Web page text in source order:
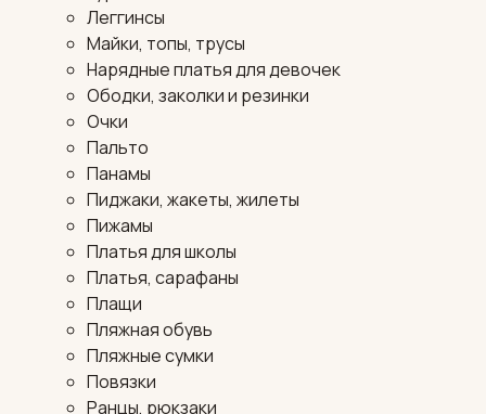
Леггинсы
Майки, топы, трусы
Нарядные платья для девочек
Ободки, заколки и резинки
Очки
Пальто
Панамы
Пиджаки, жакеты, жилеты
Пижамы
Платья для школы
Платья, сарафаны
Плащи
Пляжная обувь
Пляжные сумки
Повязки
Ранцы, рюкзаки